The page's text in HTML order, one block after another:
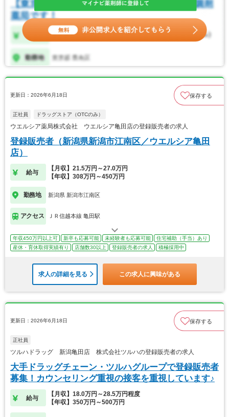
更新日：2026年6月18日 保存する
正社員 ドラッグストア（OTCのみ）
ウエルシア薬局株式会社 ウエルシア亀田店の登録販売者の求人
登録販売者（新潟県新潟市江南区／ウエルシア亀田
店）
給与
【月収】21.5万円～27.0万円
【年収】308万円～450万円
勤務地 新潟県 新潟市江南区
アクセス ＪＲ信越本線 亀田駅
年収450万円以上可 新卒も応募可能 未経験者も応募可能
住宅補助（手当）あり
産休・育休取得実績有り
店舗数30以上 登録販売者の求人 積極採用中
求人の詳細を見る この求人に興味がある
更新日：2026年6月18日 保存する
正社員
ツルハドラッグ 新潟亀田店 株式会社ツルハの登録販売者の求人
大手ドラッグチェーン・ツルハグループで登録販売者
募集！カウンセリング重視の接客を重視しています♪
給与
【月収】18.0万円～28.5万円程度
【年収】350万円～500万円